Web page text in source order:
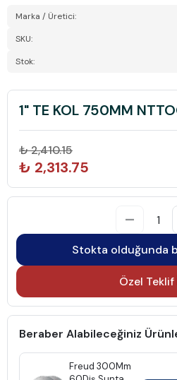
Marka / Üretici:
SKU:
Stok:
1" TE KOL 750MM
₺ 2,410.15
₺ 2,313.75
Stokta olduğunda
Özel
Beraber Alabileceğiniz
Freud 300Mm